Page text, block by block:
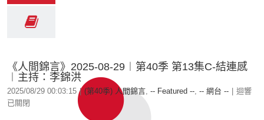
《人間錦言》2025-08-29︱第40季 第13集C-結連感
︱主持：李錦洪
2025/08/29 00:03:15 | (第40季) 人間錦言, -- Featured --, -- 網台 --
迴響
已關閉